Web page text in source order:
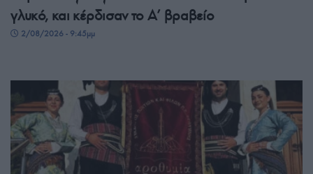
γλυκό, και κέρδισαν το A’ βραβείο
2/08/2026 - 9:45μμ